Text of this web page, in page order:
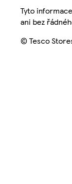
Tyto
ani bez
© Tesco